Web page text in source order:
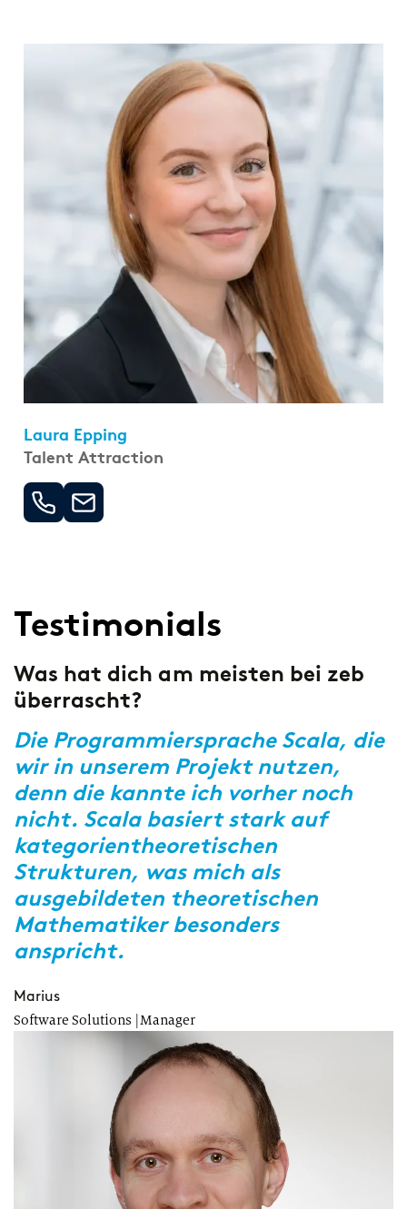
Laura Epping
Talent Attraction
Testimonials
Was hat dich am meisten bei zeb
überrascht?
Die Programmiersprache Scala, die
wir in unserem Projekt nutzen,
denn die kannte ich vorher noch
nicht. Scala basiert stark auf
kategorientheoretischen
Strukturen, was mich als
ausgebildeten theoretischen
Mathematiker besonders
anspricht.
Marius
Software Solutions |Manager